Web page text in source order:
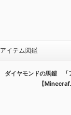
アイテム図鑑
ダイヤモンドの馬鎧 「
【